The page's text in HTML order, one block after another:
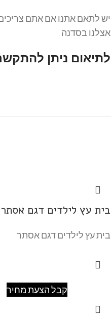
יש לתאם אתנו אם אתם
אצלנו בסדנה
לתיאום ניתן
בית עץ לילדים דגם אסתר
בית עץ לילדים דגם אסתר
קבל הצעת מחיר